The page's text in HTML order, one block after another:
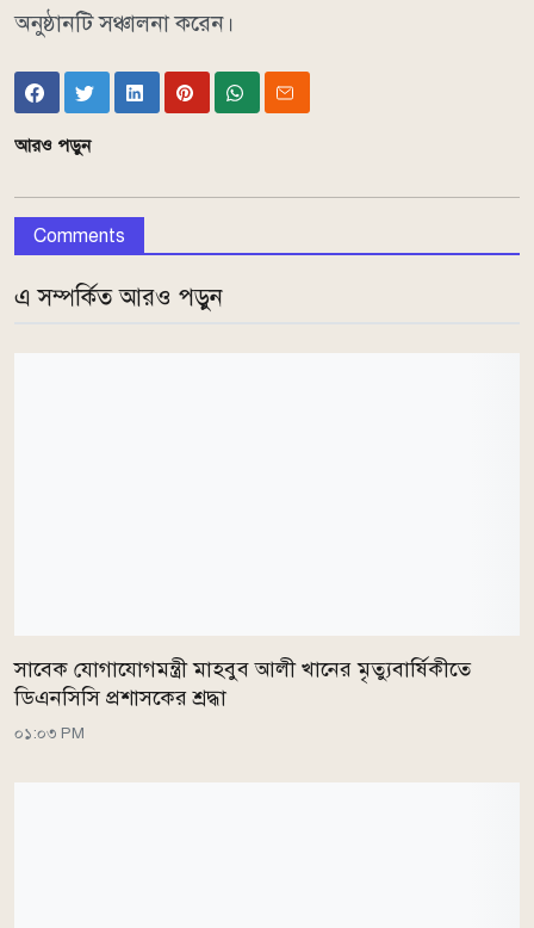
অনুষ্ঠানটি সঞ্চালনা করেন।
আরও পড়ুন
Comments
এ সম্পর্কিত আরও পড়ুন
সাবেক যোগাযোগমন্ত্রী মাহবুব আলী খানের মৃত্যুবার্ষিকীতে
ডিএনসিসি প্রশাসকের শ্রদ্ধা
০১:০৩ PM